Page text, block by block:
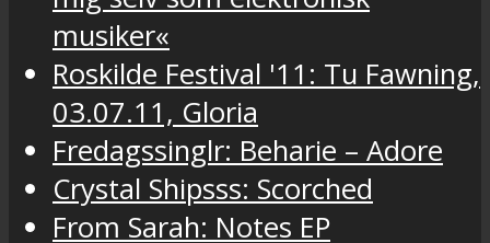
musiker«
Roskilde Festival '11: Tu Fawning,
03.07.11, Gloria
Fredagssinglr: Beharie – Adore
Crystal Shipsss: Scorched
From Sarah: Notes EP